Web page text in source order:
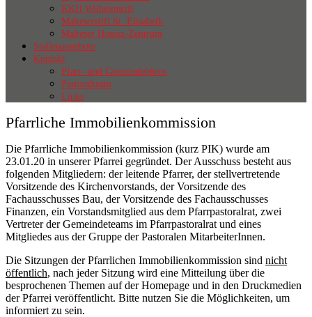
KKH Wilhelmstift
Malteserstift St. Elisabeth
Malteser Hospiz-Zentrum
Stellenangebote
Kontakt
Pfarr- und Gemeindebüros
Pastoralteam
Links
Pfarrliche Immobilienkommission
Die Pfarrliche Immobilienkommission (kurz PIK) wurde am
23.01.20 in unserer Pfarrei gegründet. Der Ausschuss besteht aus
folgenden Mitgliedern: der leitende Pfarrer, der stellvertretende
Vorsitzende des Kirchenvorstands, der Vorsitzende des
Fachausschusses Bau, der Vorsitzende des Fachausschusses
Finanzen, ein Vorstandsmitglied aus dem Pfarrpastoralrat, zwei
Vertreter der Gemeindeteams im Pfarrpastoralrat und eines
Mitgliedes aus der Gruppe der Pastoralen MitarbeiterInnen.
Die Sitzungen der Pfarrlichen Immobilienkommission sind nicht
öffentlich, nach jeder Sitzung wird eine Mitteilung über die
besprochenen Themen auf der Homepage und in den Druckmedien
der Pfarrei veröffentlicht. Bitte nutzen Sie die Möglichkeiten, um
informiert zu sein.